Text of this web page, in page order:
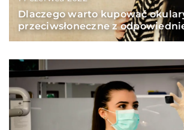
Dlaczego warto kupować
przeciwsłoneczne z